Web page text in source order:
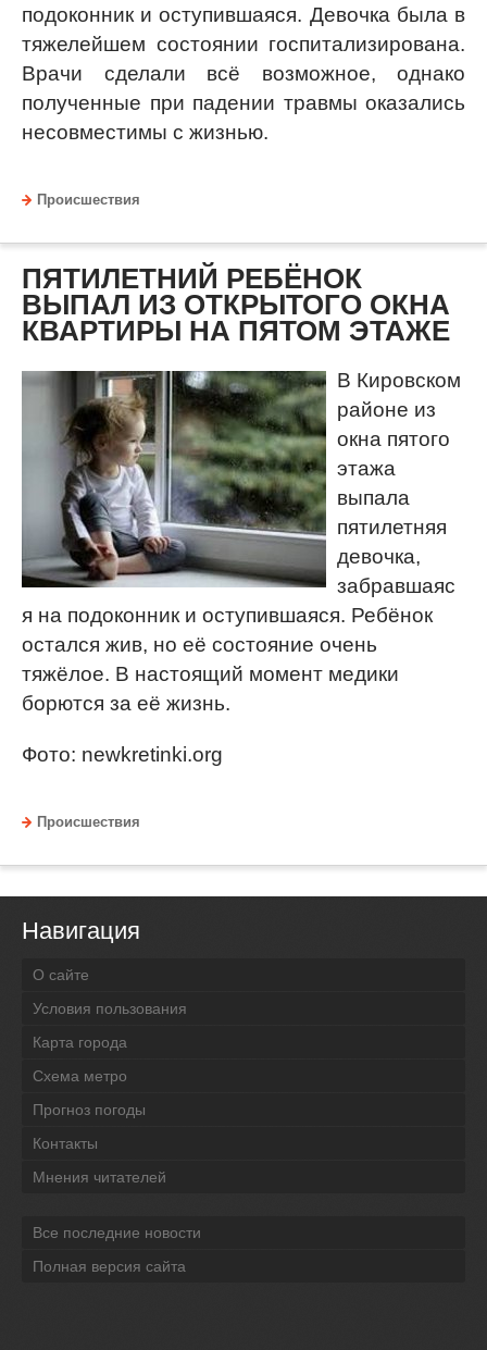
подоконник и оступившаяся. Девочка была в
тяжелейшем состоянии госпитализирована.
Врачи сделали всё возможное, однако
полученные при падении травмы оказались
несовместимы с жизнью.
Происшествия
ПЯТИЛЕТНИЙ РЕБЁНОК
ВЫПАЛ ИЗ ОТКРЫТОГО ОКНА
КВАРТИРЫ НА ПЯТОМ ЭТАЖЕ
В Кировском
районе из
окна пятого
этажа
выпала
пятилетняя
девочка,
забравшаяс
я на подоконник и оступившаяся. Ребёнок
остался жив, но её состояние очень
тяжёлое. В настоящий момент медики
борются за её жизнь.
Фото: newkretinki.org
Происшествия
Навигация
О сайте
Условия пользования
Карта города
Схема метро
Прогноз погоды
Контакты
Мнения читателей
Все последние новости
Полная версия сайта